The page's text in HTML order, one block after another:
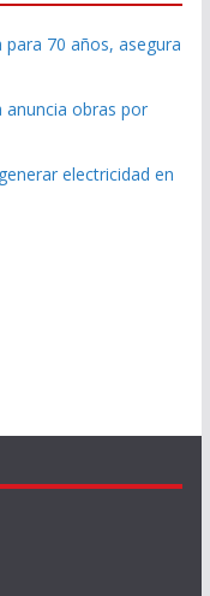
para 70 años, asegura
anuncia obras por
electricidad en